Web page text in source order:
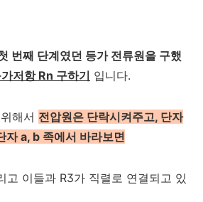
번째 단계였던 등가 전류원을 구했
저항 Rn 구하기 입니다.
해서 전압원은 단락시켜주고, 단자
자 a, b 족에서 바라보면
고 이들과 R3가 직렬로 연결되고 있